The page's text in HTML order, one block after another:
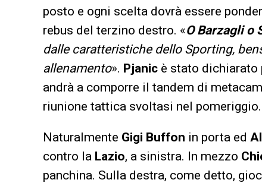
posto e ogni scelta dovrà essere
rebus del terzino destro. «O Barzagli o
dalle caratteristiche dello Sporting,
allenamento». Pjanic è stato dichiarato
andrà a comporre il tandem di
riunione tattica svoltasi nel pomeriggio.
Naturalmente Gigi Buffon in porta ed
contro la Lazio, a sinistra. In mezzo
panchina. Sulla destra, come detto,